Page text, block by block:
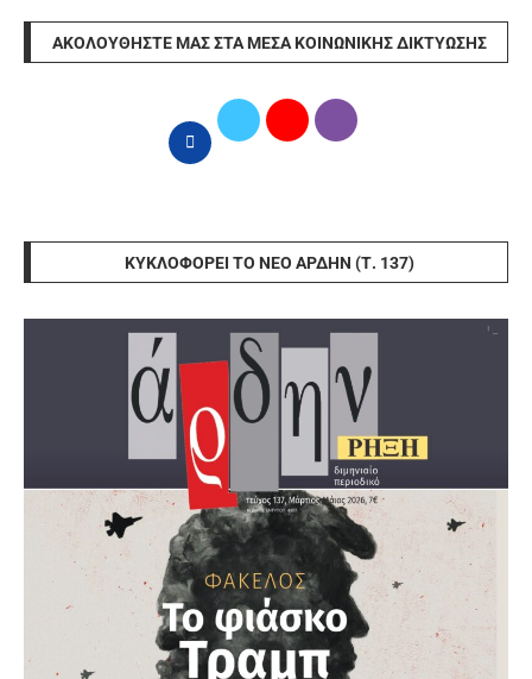
ΑΚΟΛΟΥΘΉΣΤΕ ΜΑΣ ΣΤΑ ΜΈΣΑ ΚΟΙΝΩΝΙΚΉΣ ΔΙΚΤΎΩΣΗΣ
ΚΥΚΛΟΦΟΡΕΊ ΤΟ ΝΈΟ ΆΡΔΗΝ (Τ. 137)